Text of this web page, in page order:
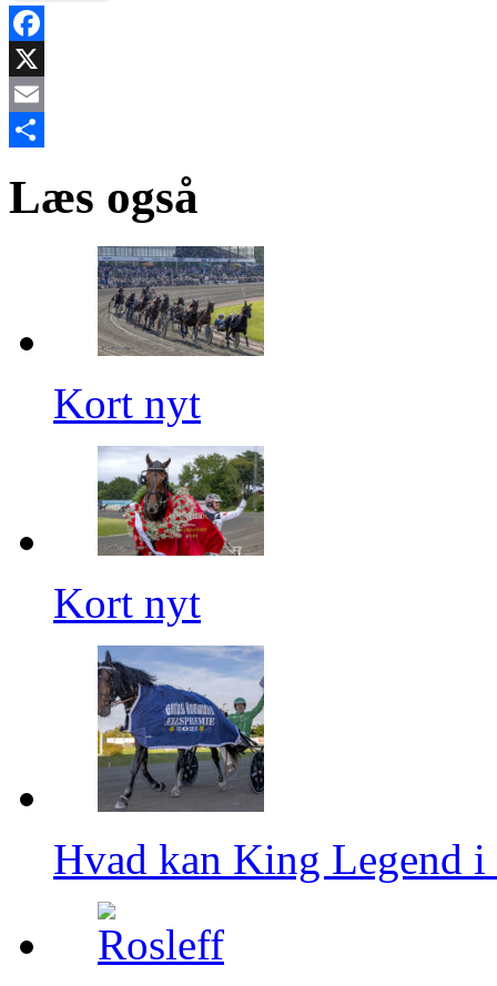
Facebook
X
Email
Læs også
Kort nyt
Kort nyt
Hvad kan King Legend i